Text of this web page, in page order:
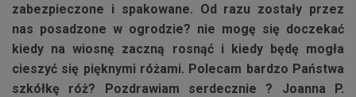
zabezpieczone i spakowane. Od razu zostały przez
nas posadzone w ogrodzie? nie mogę się doczekać
kiedy na wiosnę zaczną rosnąć i kiedy będę mogła
cieszyć się pięknymi różami. Polecam bardzo Państwa
szkółkę róż? Pozdrawiam serdecznie ? Joanna P.